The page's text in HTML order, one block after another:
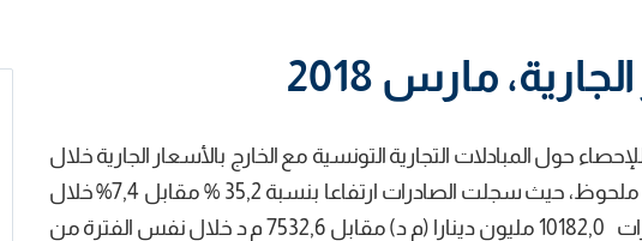
مارس 2018
حول المبادلات التجارية التونسية مع الخارج بالأسعار الجارية خلال
الثلاثي الأول من سنة 2018 تحسن الصادرات بنسق ملحوظ، حيث سجلت الصادرات ارتفاعا بنسبة 35,2 % مقابل 7,4% خلال
نفس الفترة من سنة 2017. وقد بلغت قيمة الصادرات 10182,0 مليون دينارا (م د) مقابل 7532,6 م د خلال نفس الفترة من